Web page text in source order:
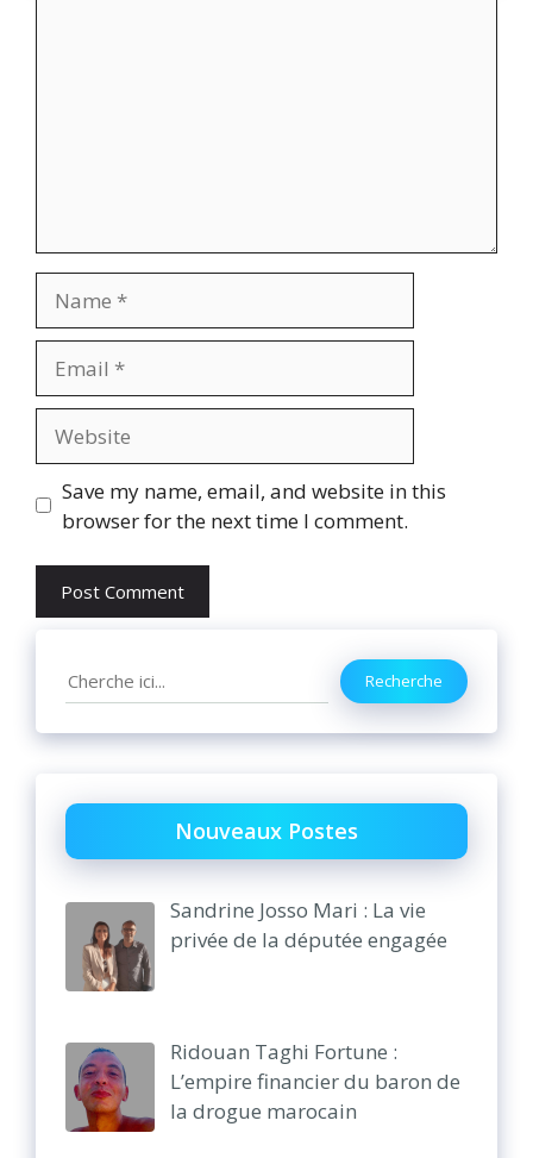
Save my name, email, and website in this
browser for the next time I comment.
Search Recherche
Nouveaux Postes
Sandrine Josso Mari : La vie
privée de la députée engagée
Ridouan Taghi Fortune :
L’empire financier du baron de
la drogue marocain